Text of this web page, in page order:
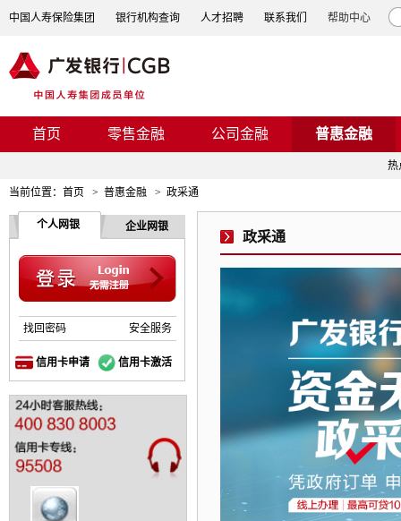
中国人寿保险集团 银行机构查询 人才招聘 联系我们 帮助中心
首页 零售金融 公司金融 普惠金融
热
当前位置： 首页 > 普惠金融 > 政采通
个人网银 企业网银
找回密码 安全服务
信用卡申请 信用卡激活
政采通